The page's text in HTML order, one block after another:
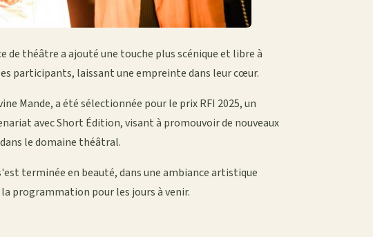
théâtre a ajouté une touche plus scénique et libre à
participants, laissant une empreinte dans leur cœur.
Mande, a été sélectionnée pour le prix RFI 2025, un
avec Short Édition, visant à promouvoir de nouveaux
le domaine théâtral.
terminée en beauté, dans une ambiance artistique
programmation pour les jours à venir.